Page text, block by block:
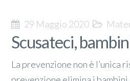
29 Maggio 2020
Scusateci,
La prevenzione non è l’unica